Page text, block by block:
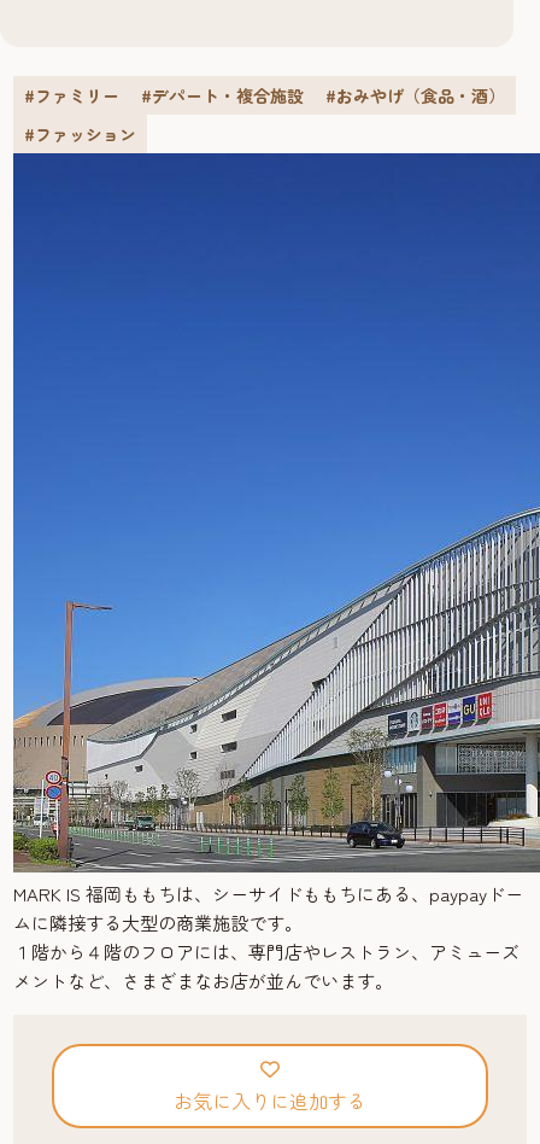
#ファミリー #デパート・複合施設
#おみやげ（食品・酒）
#ファッション
MARK IS 福岡ももちは、シーサイドももちにある、paypayドー
ムに隣接する大型の商業施設です。
１階から４階のフロアには、専門店やレストラン、アミューズ
メントなど、さまざまなお店が並んでいます。
お気に入りに追加する